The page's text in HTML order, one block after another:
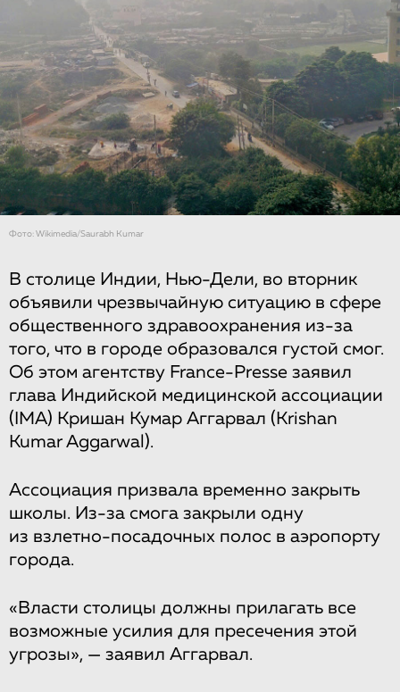
Фото: Wikimedia/Saurabh Kumar
В столице Индии, Нью-Дели, во вторник
объявили ​​чрезвычайную ситуацию в сфере
общественного здравоохранения из-за
того, что в городе образовался густой смог.
Об этом агентству France-Presse заявил
глава Индийской медицинской ассоциации
(IMA) Кришан Кумар Аггарвал (Krishan
Kumar Aggarwal).
Ассоциация призвала временно закрыть
школы. Из-за смога закрыли одну
из взлетно-посадочных полос в аэропорту
города.
«Власти столицы должны прилагать все
возможные усилия для пресечения этой
угрозы», — заявил Аггарвал.